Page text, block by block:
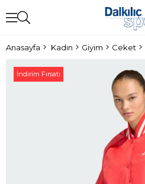
Anasayfa Kadın Giyim Ceket
İndirim Fırsatı